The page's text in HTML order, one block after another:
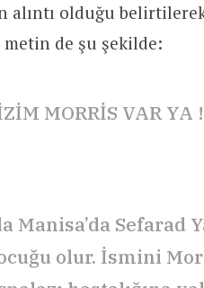
alıntı olduğu
de şu şekilde:
MORRİS VAR YA
Manisa’da
olur. İsmini